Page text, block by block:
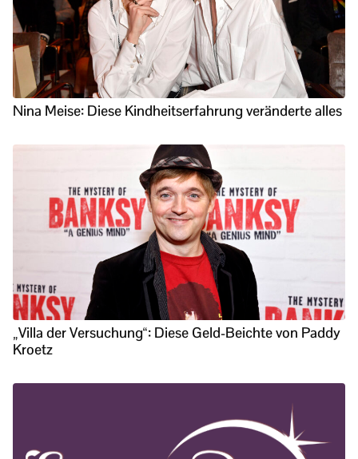
Nina Meise: Diese Kindheitserfahrung veränderte alles
„Villa der Versuchung“: Diese Geld-Beichte von Paddy
Kroetz